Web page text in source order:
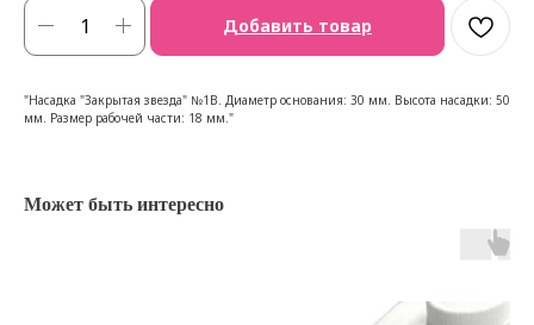
Добавить товар
"Насадка "Закрытая звезда" №1В. Диаметр основания: 30 мм. Высота насадки: 50
мм. Размер рабочей части: 18 мм."
Может быть интересно